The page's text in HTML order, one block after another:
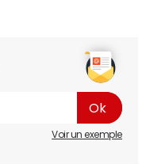
Voir un exemple